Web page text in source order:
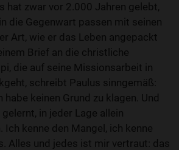
hat zwar vor 2.000 Jahren gelebt,
die Gegenwart passen mit seinen
Art, wie er das Leben angepackt
Brief an die christliche
die auf seine Missionsarbeit in
schreibt Paulus sinngemäß:
keinen Grund zu klagen. Und
in jeder Lage allein
Ich kenne den Mangel, ich kenne
Alles und jedes ist mir vertraut: das